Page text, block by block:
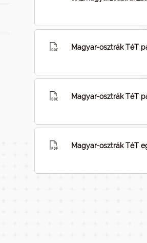
Magyar-osztrák TéT
Magyar-osztrák TéT
Magyar-osztrák TéT